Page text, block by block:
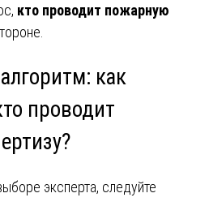
кто проводит пожарную
как
проводит
?
эксперта, следуйте